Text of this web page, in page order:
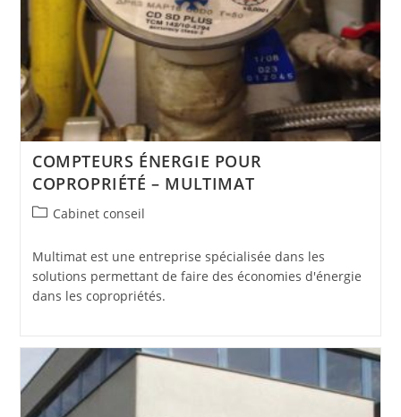
COMPTEURS ÉNERGIE POUR
COPROPRIÉTÉ – MULTIMAT
PostCabinet conseil
Multimat est une entreprise spécialisée dans les
solutions permettant de faire des économies d'énergie
dans les copropriétés.